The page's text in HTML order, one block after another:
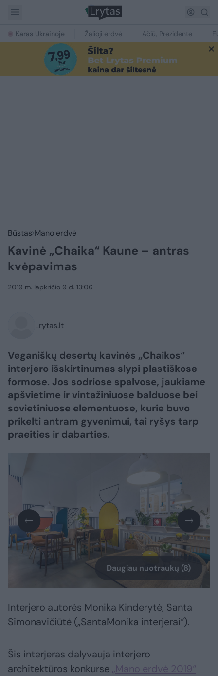
Karas Ukrainoje Žalioji erdvė Ačiū, Prezidente
Būstas Mano erdvė
Kavinė „Chaika“ Kaune – antras
kvėpavimas
2019 m. lapkričio 9 d. 13:06
Lrytas.lt
Veganiškų desertų kavinės „Chaikos“
interjero išskirtinumas slypi plastiškose
formose. Jos sodriose spalvose, jaukiame
apšvietime ir vintažiniuose balduose bei
sovietiniuose elementuose, kurie buvo
prikelti antram gyvenimui, tai ryšys tarp
praeities ir dabarties.
Daugiau nuotraukų (8)
Interjero autorės Monika Kinderytė, Santa
Simonavičiūtė („SantaMonika interjerai“).
Šis interjeras dalyvauja interjero
architektūros konkurse „Mano erdvė 2019“